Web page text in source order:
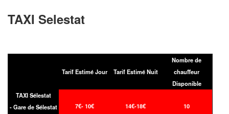
TAXI Selestat
Tarif Estimé Jour Tarif Estimé Nuit
Nombre de
chauffeur
Disponible
TAXI Sélestat
- Gare de Sélestat
7€- 10€ 14€-18€ 10